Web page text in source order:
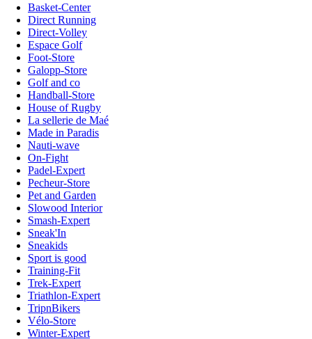
Basket-Center
Direct Running
Direct-Volley
Espace Golf
Foot-Store
Galopp-Store
Golf and co
Handball-Store
House of Rugby
La sellerie de Maé
Made in Paradis
Nauti-wave
On-Fight
Padel-Expert
Pecheur-Store
Pet and Garden
Slowood Interior
Smash-Expert
Sneak'In
Sneakids
Sport is good
Training-Fit
Trek-Expert
Triathlon-Expert
TripnBikers
Vélo-Store
Winter-Expert